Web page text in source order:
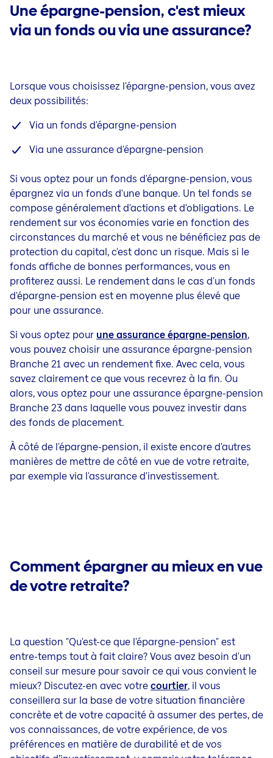
Une épargne-pension, c'est mieux
via un fonds ou via une assurance?
Lorsque vous choisissez l'épargne-pension, vous avez
deux possibilités:
Via un fonds d'épargne-pension
Via une assurance d'épargne-pension
Si vous optez pour un fonds d'épargne-pension, vous
épargnezvia un fonds d'une banque. Un tel fonds se
compose généralement d'actions et d'obligations. Le
rendement sur vos économies varie en fonction des
circonstances du marché et vous ne bénéficiez pas de
protection du capital, c'est donc un risque. Mais si le
fonds affiche de bonnes performances, vous en
profiterez aussi. Le rendement dans le cas d'un fonds
d'épargne-pension est en moyenne plus élevé que
pour une assurance.
Si vous optez pour une assurance épargne-pension,
vous pouvez choisir une assuranceépargne-pension
Branche 21 avec un rendement fixe. Avec cela, vous
savez clairement ce que vous recevrez à la fin. Ou
alors, vous optez pour une assuranceépargne-pension
Branche 23 dans laquelle vous pouvez investir dans
des fonds de placement.
À côté de l'épargne-pension, il existe encore d'autres
manières de mettre de côté en vue de votre retraite,
par exemple via l'assurance d'investissement.
Comment épargner au mieux en vue
de votre retraite?
La question "Qu'est-ce que l'épargne-pension" est
entre-temps tout à fait claire? Vous avez besoin d'un
conseil sur mesure pour savoir ce qui vous convient le
mieux? Discutez-en avec votrecourtier, il vous
conseillera sur la base de votre situation financière
concrète et de votre capacité à assumer des pertes, de
vos connaissances, de votre expérience, de vos
préférences en matière de durabilité et de vos